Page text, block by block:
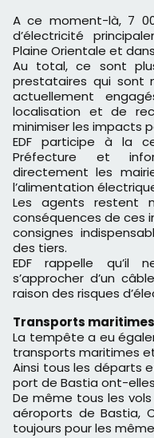
A ce moment-là, 7
d’électricité
Plaine Orientale et
Au total, ce sont
prestataires qui sont
actuellement
localisation et de
minimiser les impacts
EDF participe à la
Préfecture et
directement les
l’alimentation
Les agents restent
conséquences de ces
consignes
des tiers.
EDF rappelle qu’il
s’approcher d’un
raison des risques
Transports
La tempête a eu
transports maritimes
Ainsi tous les départs
port de Bastia ont-
De même tous les
aéroports de Bastia,
toujours pour les